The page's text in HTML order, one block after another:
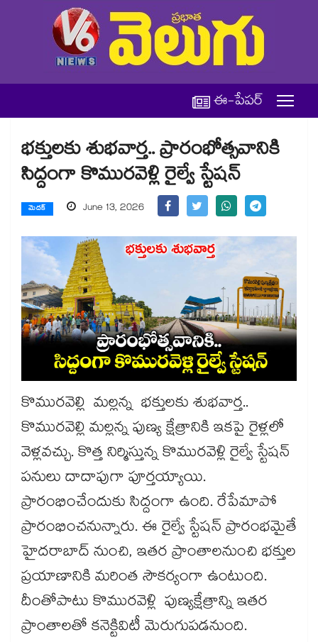
ఈ-పేపర్
భక్తులకు శుభవార్త.. ప్రారంభోత్సవానికి
సిద్దంగా కొమురవెళ్లి రైల్వే స్టేషన్
మెదక్ June 13, 2026
కొమురవెల్లి మల్లన్న భక్తులకు శుభవార్త..
కొమురవెల్లి మల్లన్న పుణ్య క్షేత్రానికి ఇకపై రైళ్లలో
వెళ్లవచ్చు. కొత్త నిర్మిస్తున్న కొమురవెళ్లి రైల్వే స్టేషన్
పనులు దాదాపుగా పూర్తయ్యాయి.
ప్రారంభించేందుకు సిద్దంగా ఉంది. రేపేమాపో
ప్రారంభించనున్నారు. ఈ రైల్వే స్టేషన్ ప్రారంభమైతే
హైదరాబాద్ నుంచి, ఇతర ప్రాంతాలనుంచి భక్తుల
ప్రయాణానికి మరింత సౌకర్యంగా ఉంటుంది.
దీంతోపాటు కొమురవెళ్లి పుణ్యక్షేత్రాన్ని ఇతర
ప్రాంతాలతో కనెక్టివిటీ మెరుగుపడనుంది.